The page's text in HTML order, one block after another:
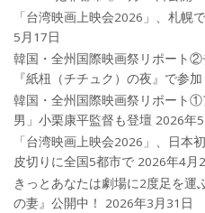
「台湾映画上映会2026」、札幌
5月17日
韓国・全州国際映画祭リポート
『紙杻（チチュク）の夜』で参加
韓国・全州国際映画祭リポート
男」小栗康平監督も登壇 2026年
「台湾映画上映会2026」、日本
皮切りに全国5都市で 2026年4月
きっとあなたは劇場に2度足を
の妻』公開中！
2026年3月31日